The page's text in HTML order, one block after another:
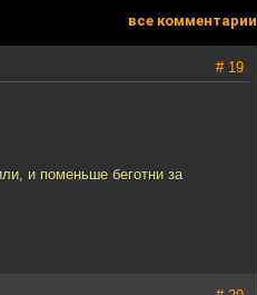
все комментарии
# 19
и поменьше беготни за